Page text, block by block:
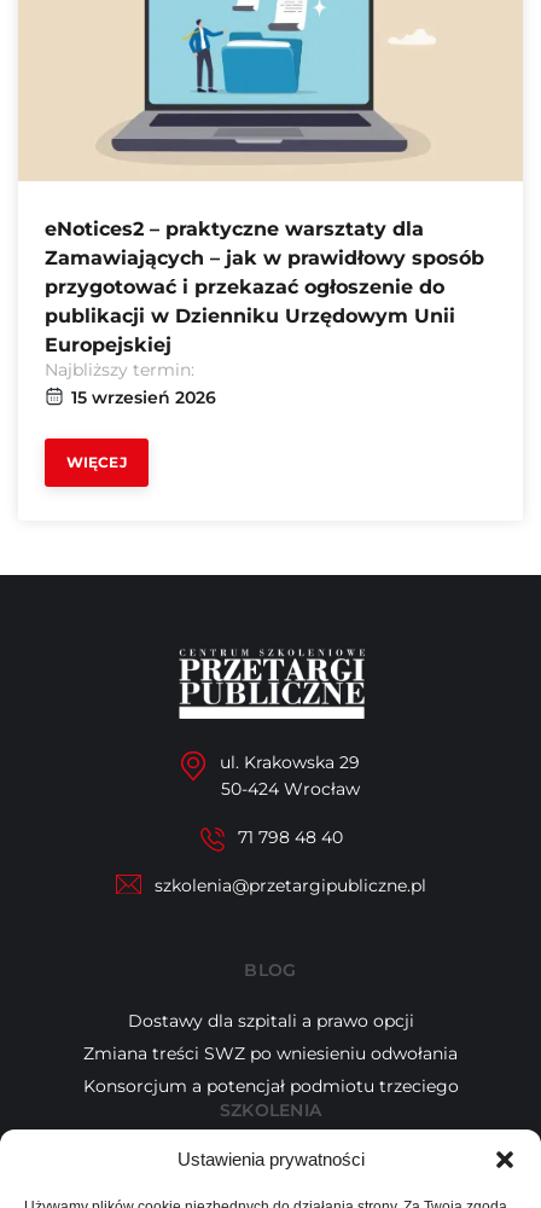
Ustawienia prywatności
eNotices2 – praktyczne warsztaty dla
Zamawiających – jak w prawidłowy sposób
przygotować i przekazać ogłoszenie do
publikacji w Dzienniku Urzędowym Unii
Europejskiej
Najbliższy termin:
15 wrzesień 2026
WIĘCEJ
ul. Krakowska 29
50-424 Wrocław
71 798 48 40
szkolenia@przetargipubliczne.pl
BLOG
Dostawy dla szpitali a prawo opcji
Zmiana treści SWZ po wniesieniu odwołania
Konsorcjum a potencjał podmiotu trzeciego
SZKOLENIA
Kalendarz